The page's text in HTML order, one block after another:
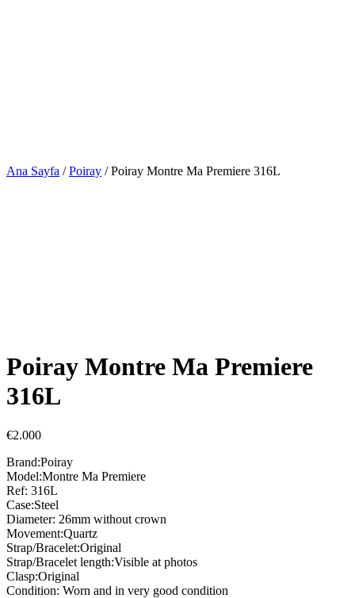
Ana Sayfa /Poiray / Poiray Montre Ma Premiere 316L
Poiray Montre Ma Premiere
316L
€2.000
Brand:Poiray
Model:Montre Ma Premiere
Ref: 316L
Case:Steel
Diameter: 26mm without crown
Movement:Quartz
Strap/Bracelet:Original
Strap/Bracelet length:Visible at photos
Clasp:Original
Condition: Worn and in very good condition